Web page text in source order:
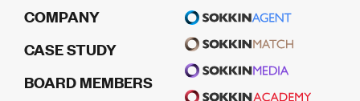
COMPANY
CASE STUDY
BOARD MEMBERS